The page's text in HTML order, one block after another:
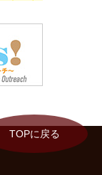
TOPに戻る